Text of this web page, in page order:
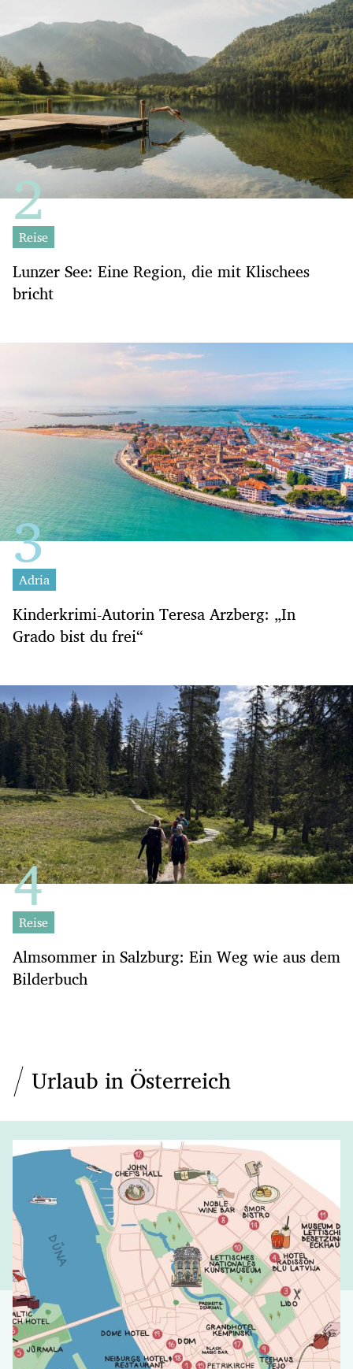
Reise
Lunzer See: Eine Region, die mit Klischees
bricht
Adria
Kinderkrimi-Autorin Teresa Arzberg: „In
Grado bist du frei“
Reise
Almsommer in Salzburg: Ein Weg wie aus dem
Bilderbuch
Urlaub in Österreich